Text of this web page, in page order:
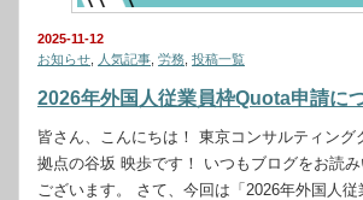
2025-11-12
お知らせ
人気記事 労務 投稿一覧
2026年外国人従業員枠Quota申請に
皆さん、こんにちは！ 東京コンサルティング
拠点の谷坂 映歩です！ いつもブログをお読
ございます。 さて、今回は「2026年外国人